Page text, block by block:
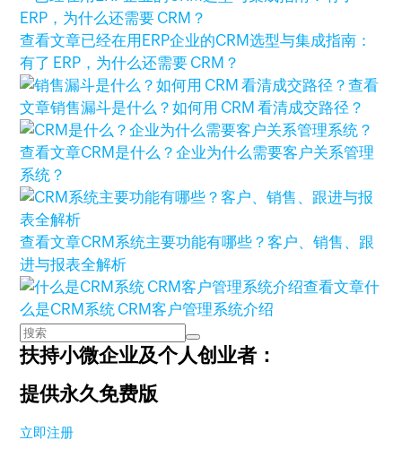
查看文章已经在用ERP企业的CRM选型与集成指南：
有了 ERP，为什么还需要 CRM？
查看
文章销售漏斗是什么？如何用 CRM 看清成交路径？
查看文章CRM是什么？企业为什么需要客户关系管理
系统？
查看文章CRM系统主要功能有哪些？客户、销售、跟
进与报表全解析
查看文章什
么是CRM系统 CRM客户管理系统介绍
扶持小微企业及个人创业者：
提供永久免费版
立即注册